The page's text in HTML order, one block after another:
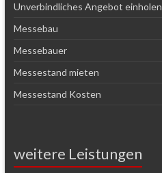
Unverbindliches Angebot einholen
Messebau
Messebauer
Messestand mieten
Messestand Kosten
weitere Leistungen